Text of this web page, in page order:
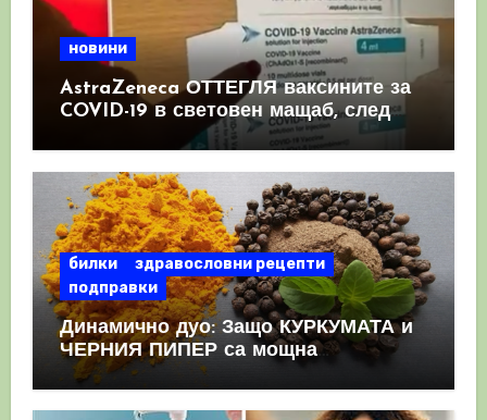
новини
AstraZeneca ОТТЕГЛЯ ваксините за
COVID-19 в световен мащаб, след
като призна, че те причиняват
билки
здравословни рецепти
подправки
Динамично дуо: Защо КУРКУМАТА и
ЧЕРНИЯ ПИПЕР са мощна
комбинация